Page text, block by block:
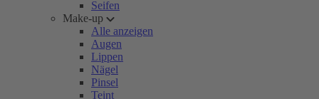
Seifen
Make-up
Alle anzeigen
Augen
Lippen
Nägel
Pinsel
Teint